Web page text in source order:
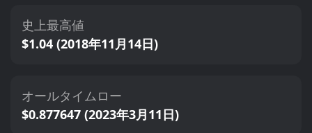
史上最高値
$1.04 (2018年11月14日)
オールタイムロー
$0.877647 (2023年3月11日)